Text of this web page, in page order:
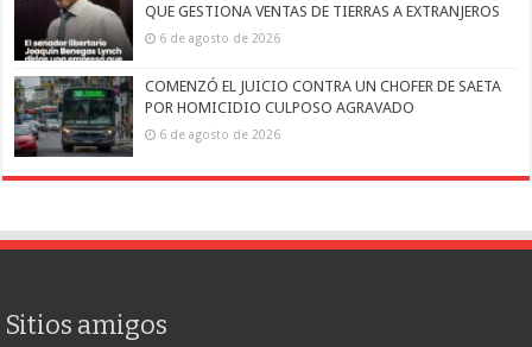
QUE GESTIONA VENTAS DE TIERRAS A EXTRANJEROS
6 de agosto de 2026
COMENZÓ EL JUICIO CONTRA UN CHOFER DE SAETA
POR HOMICIDIO CULPOSO AGRAVADO
6 de agosto de 2026
Sitios amigos